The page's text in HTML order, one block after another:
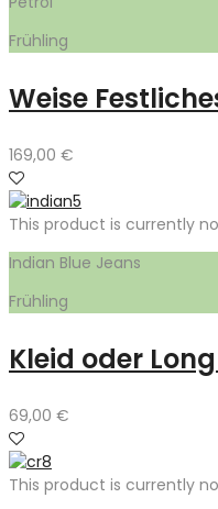
Frühling
Weise
169,00 €
This product is currently
Indian Blue Jeans
Frühling
Kleid oder
69,00 €
This product is currently